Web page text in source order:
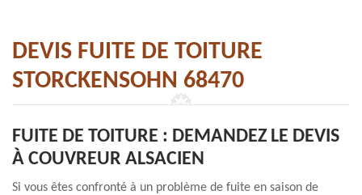
DEVIS FUITE DE TOITURE
STORCKENSOHN 68470
FUITE DE TOITURE : DEMANDEZ LE DEVIS
À COUVREUR ALSACIEN
Si vous êtes confronté à un problème de fuite en saison de